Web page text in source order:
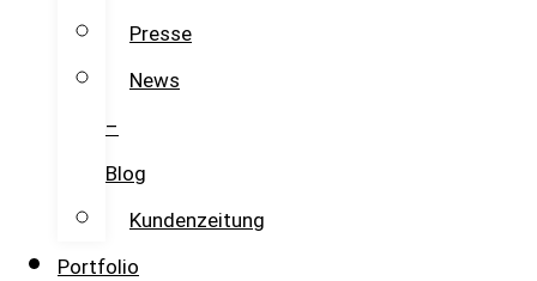
Presse
News
–
Blog
Kundenzeitung
Portfolio